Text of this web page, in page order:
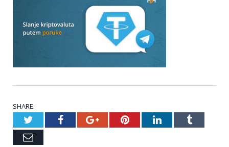
SHARE.
TwitterFacebookGoogle+PinterestLinkedInTumblr
Email